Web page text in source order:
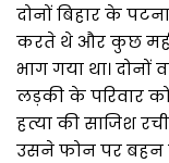
दोनों बिहार के
करते थे और कुछ
भाग गया था। दोनों
लड़की के परिवार
हत्या की साजिश
उसने फोन पर बहन